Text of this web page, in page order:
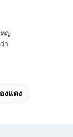
หญ่
า
งแดง